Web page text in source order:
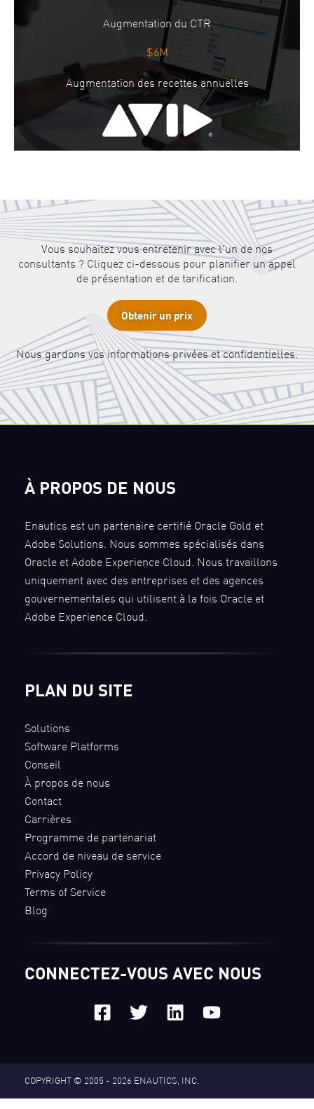
Augmentation du CTR
$6M
Augmentation des recettes annuelles
Vous souhaitez vous entretenir avec l'un de nos
consultants ? Cliquez ci-dessous pour planifier un appel
de présentation et de tarification.
Obtenir un prix
Nous gardons vos informations privées et confidentielles.
À PROPOS DE NOUS
Enautics est un partenaire certifié Oracle Gold et
Adobe Solutions. Nous sommes spécialisés dans
Oracle et Adobe Experience Cloud. Nous travaillons
uniquement avec des entreprises et des agences
gouvernementales qui utilisent à la fois Oracle et
Adobe Experience Cloud.
PLAN DU SITE
Solutions
Software Platforms
Conseil
À propos de nous
Contact
Carrières
Programme de partenariat
Accord de niveau de service
Privacy Policy
Terms of Service
Blog
CONNECTEZ-VOUS AVEC NOUS
COPYRIGHT © 2005 - 2026 ENAUTICS, INC.